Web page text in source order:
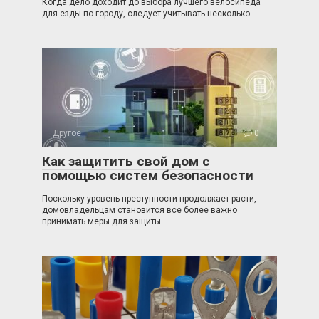
Когда дело доходит до выбора лучшего велосипеда
для езды по городу, следует учитывать несколько
Другое 0
Как защитить свой дом с
помощью систем безопасности
Поскольку уровень преступности продолжает расти,
домовладельцам становится все более важно
принимать меры для защиты